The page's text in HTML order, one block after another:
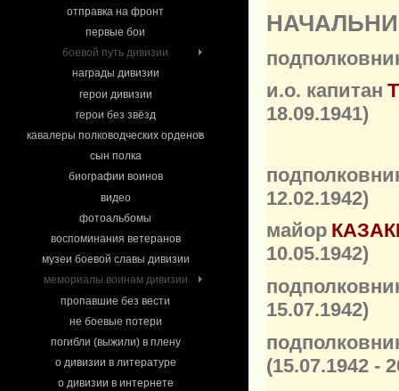
отправка на фронт
первые бои
боевой путь дивизии
награды дивизии
герои дивизии
герои без звёзд
кавалеры полководческих орденов
сын полка
биографии воинов
видео
фотоальбомы
воспоминания ветеранов
музеи боевой славы дивизии
мемориалы воинам дивизии
пропавшие без вести
не боевые потери
погибли (выжили) в плену
о дивизии в литературе
о дивизии в интернете
и.о. капитан
18.09.1941)
12.02.1942)
майор
10.05.1942)
15.07.1942)
(15.07.1942 -